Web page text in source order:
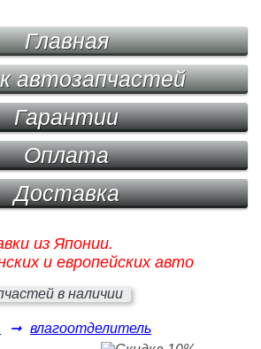
Главная
автозапчастей
Гарантии
Оплата
Доставка
из Японии.
и европейских авто
в наличии
➞ влагоотделитель